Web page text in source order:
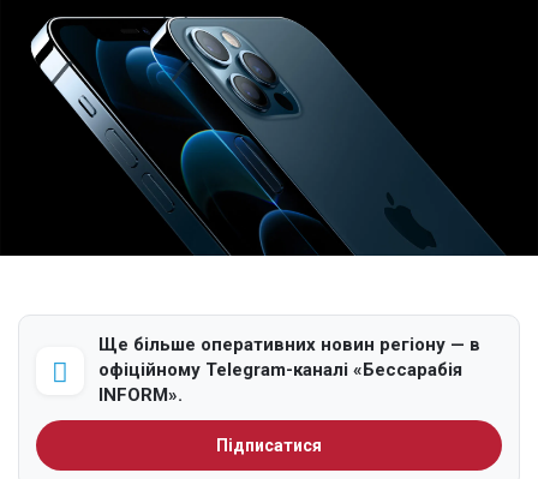
Ще більше оперативних новин регіону — в
офіційному Telegram-каналі «Бессарабія
INFORM».
Підписатися